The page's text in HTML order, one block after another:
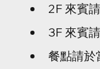
2F 來賓
3F 來賓
餐點請於